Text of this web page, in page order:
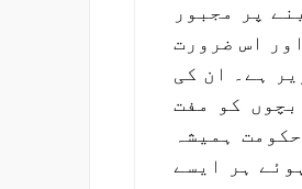
پر مجبور
اس ضرورت
ہے۔ ان کی
کو مفت
ہمیشہ
ہر ایسے